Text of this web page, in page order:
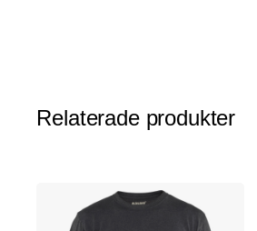
Relaterade produkter